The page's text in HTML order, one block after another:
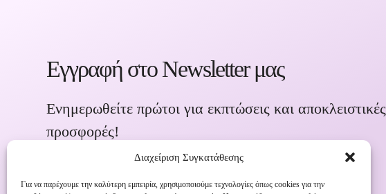
Διαχείριση Συγκατάθεσης
Για να παρέχουμε την καλύτερη εμπειρία, χρησιμοποιούμε τεχνολογίες όπως cookies για την
Εγγραφή στο Newsletter μας
Ενημερωθείτε πρώτοι για εκπτώσεις και αποκλειστικές
προσφορές!